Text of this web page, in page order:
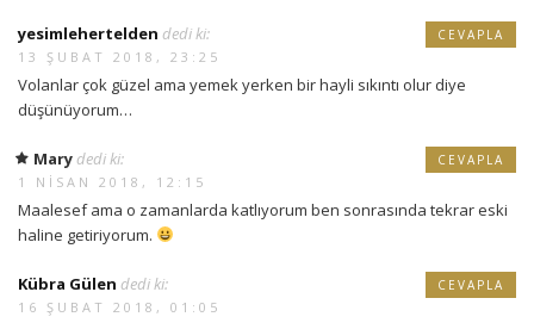
yesimlehertelden dedi ki:
13 ŞUBAT 2018, 23:25
Volanlar çok güzel ama yemek yerken bir hayli sıkıntı olur diye
düşünüyorum…
CEVAPLA
Mary dedi ki:
1 NISAN 2018, 12:15
Maalesef ama o zamanlarda katlıyorum ben sonrasında tekrar eski
haline getiriyorum.
CEVAPLA
Kübra Gülen dedi ki:
16 ŞUBAT 2018, 01:05
CEVAPLA